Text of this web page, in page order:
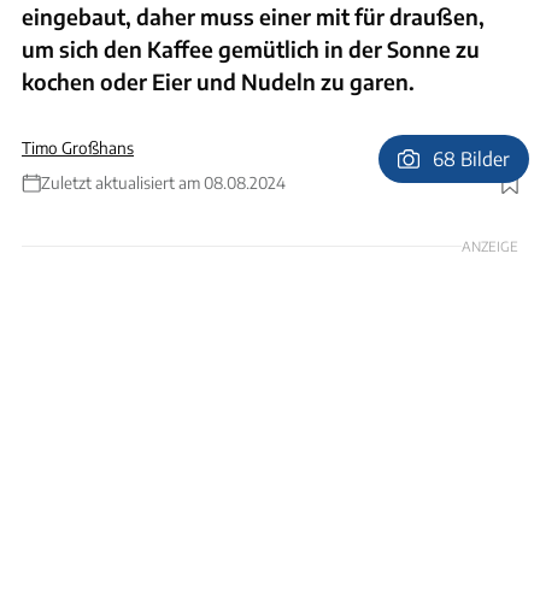
eingebaut, daher muss einer mit für draußen,
um sich den Kaffee gemütlich in der Sonne zu
kochen oder Eier und Nudeln zu garen.
Timo Großhans
Zuletzt aktualisiert am 08.08.2024
Foto: Timo Großhans
68 Bilder
ANZEIGE